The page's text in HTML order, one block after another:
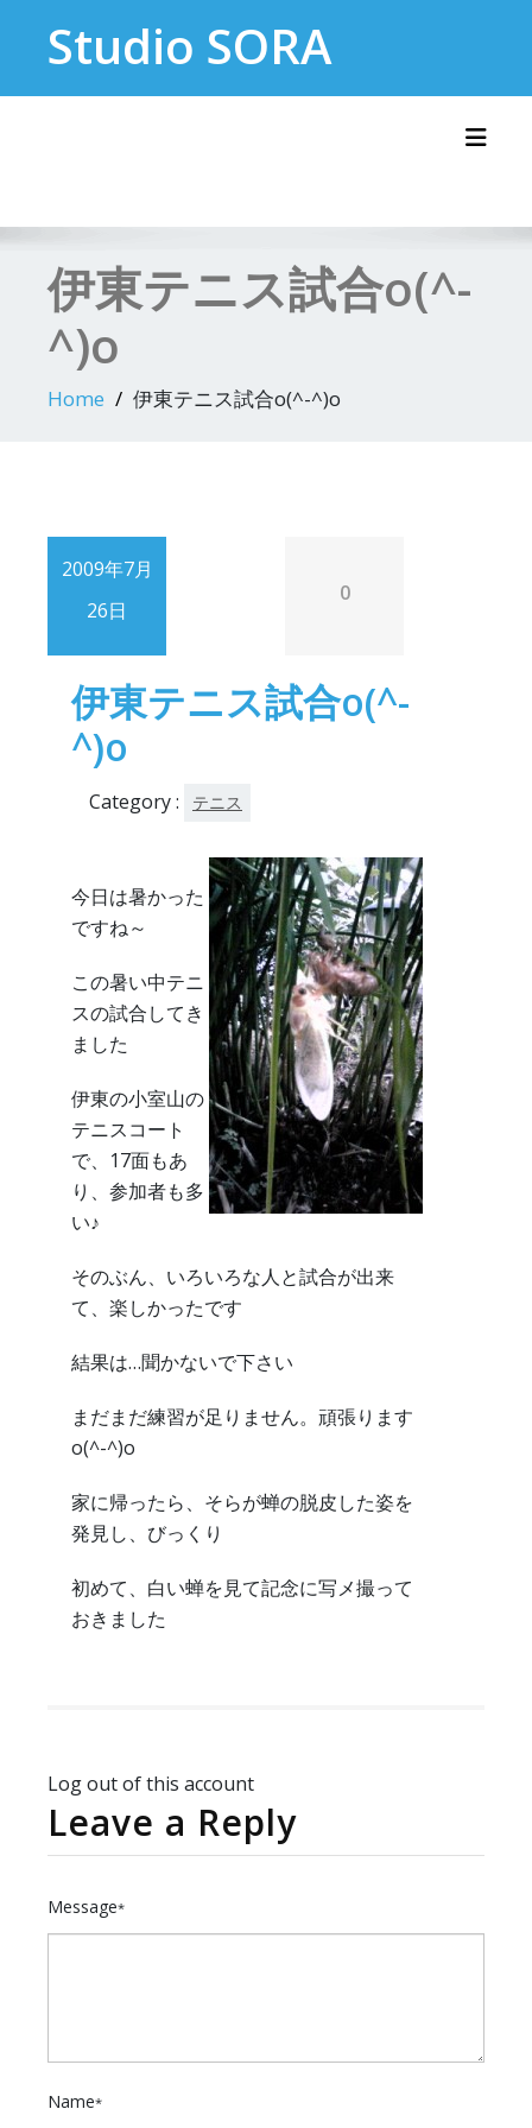
contentStudio SORA
伊東テニス試合o(^-
^)o
Home 伊東テニス試合o(^-^)o
2009年7月
26日
0
伊東テニス試合o(^-
^)o
Category : テニス
今日は暑かった
ですね～
この暑い中テニ
スの試合してき
ました
伊東の小室山の
テニスコート
で、17面もあ
り、参加者も多
い♪
そのぶん、いろいろな人と試合が出来
て、楽しかったです
結果は…聞かないで下さい
まだまだ練習が足りません。頑張ります
o(^-^)o
家に帰ったら、そらが蝉の脱皮した姿を
発見し、びっくり
初めて、白い蝉を見て記念に写メ撮って
おきました
Log out of this account
Leave a Reply
Message*
Name*